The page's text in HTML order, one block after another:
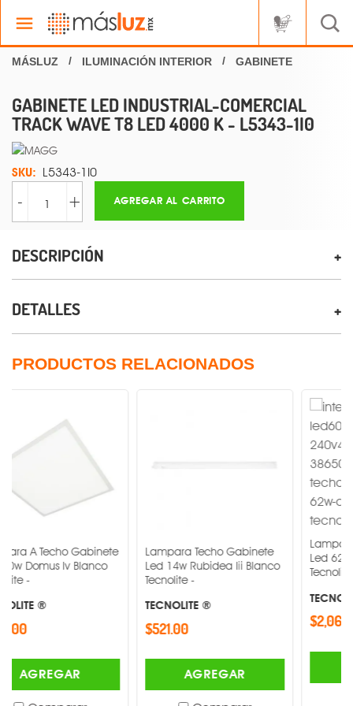
ILUMINACIÓN INTERIOR GABINETE
GABINETE LED INDUSTRIAL-COMERCIAL
TRACK WAVE T8 LED 4000 K - L5343-1I0
SKU: L5343-1I0
- + AGREGAR AL CARRITO
DESCRIPCIÓN
DETALLES
PRODUCTOS RELACIONADOS
Gabinete
Iv Blanco
Lampara Techo Gabinete
Led 14w Rubidea Iii Blanco
Tecnolite -
TECNOLITE ®
AGREGAR
Lampara A
Led 62w Domus3
Tecnolite -
TECNOLITE ®
$2,063.00